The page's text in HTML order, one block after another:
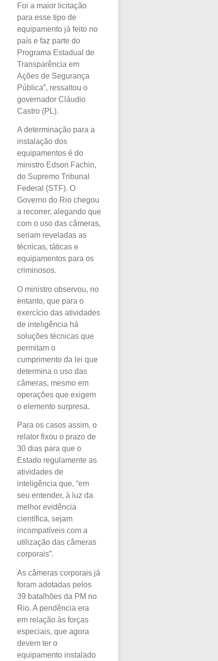
Foi a maior licitação
para esse tipo de
equipamento já feito no
país e faz parte do
Programa Estadual de
Transparência em
Ações de Segurança
Pública”, ressaltou o
governador Cláudio
Castro (PL).
A determinação para a
instalação dos
equipamentos é do
ministro Edson Fachin,
do Supremo Tribunal
Federal (STF). O
Governo do Rio chegou
a recorrer, alegando que
com o uso das câmeras,
seriam reveladas as
técnicas, táticas e
equipamentos para os
criminosos.
O ministro observou, no
entanto, que para o
exercício das atividades
de inteligência há
soluções técnicas que
permitam o
cumprimento da lei que
determina o uso das
câmeras, mesmo em
operações que exigem
o elemento surpresa.
Para os casos assim, o
relator fixou o prazo de
30 dias para que o
Estado regulamente as
atividades de
inteligência que, “em
seu entender, à luz da
melhor evidência
científica, sejam
incompatíveis com a
utilização das câmeras
corporais”.
As câmeras corporais já
foram adotadas pelos
39 batalhões da PM no
Rio. A pendência era
em relação às forças
especiais, que agora
devem ter o
equipamento instalado